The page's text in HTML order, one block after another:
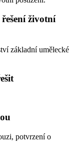
životní
základní umělecké
potvrzení o